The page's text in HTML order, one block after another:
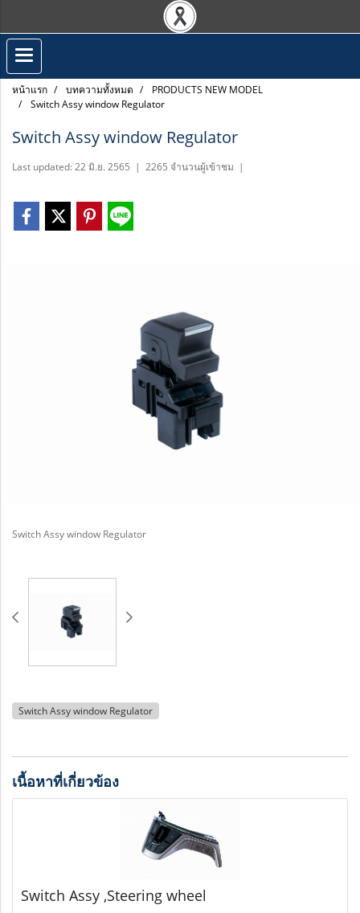
หน้าแรก บทความทั้งหมด
PRODUCTS NEW MODEL
Switch Assy window Regulator
Switch Assy window Regulator
Last updated: 22 มิ.ย. 2565 | 2265 จำนวนผู้เข้าชม |
Switch Assy window Regulator
Switch Assy window Regulator
เนื้อหาที่เกี่ยวข้อง
Switch Assy ,Steering wheel